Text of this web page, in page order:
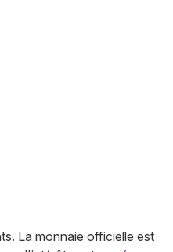
La monnaie officielle est